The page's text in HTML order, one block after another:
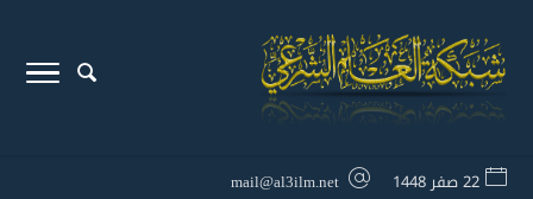
22 صفر 1448 mail@al3ilm.net